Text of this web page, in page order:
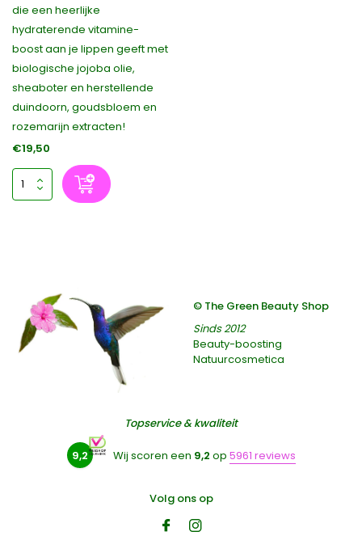
die een heerlijke
hydraterende vitamine-
boost aan je lippen geeft met
biologische jojoba olie,
sheaboter en herstellende
duindoorn, goudsbloem en
rozemarijn extracten!
€19,50
© The Green Beauty Shop
Sinds 2012
Beauty-boosting
Natuurcosmetica
Topservice & kwaliteit
9,2 Wij scoren een 9,2 op 5961 reviews
Volg ons op